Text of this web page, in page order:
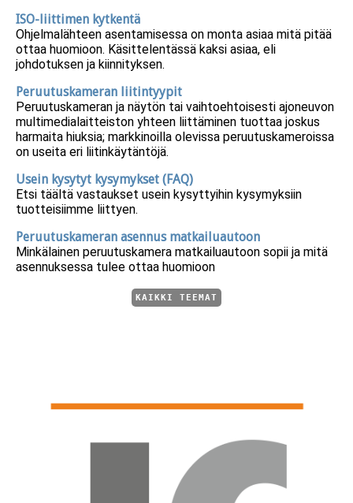
ISO-liittimen kytkentä
Ohjelmalähteen asentamisessa on monta asiaa mitä pitää
ottaa huomioon. Käsittelentässä kaksi asiaa, eli
johdotuksen ja kiinnityksen.
Peruutuskameran liitintyypit
Peruutuskameran ja näytön tai vaihtoehtoisesti ajoneuvon
multimedialaitteiston yhteen liittäminen tuottaa joskus
harmaita hiuksia; markkinoilla olevissa peruutuskameroissa
on useita eri liitinkäytäntöjä.
Usein kysytyt kysymykset (FAQ)
Etsi täältä vastaukset usein kysyttyihin kysymyksiin
tuotteisiimme liittyen.
Peruutuskameran asennus matkailuautoon
Minkälainen peruutuskamera matkailuautoon sopii ja mitä
asennuksessa tulee ottaa huomioon
KAIKKI TEEMAT